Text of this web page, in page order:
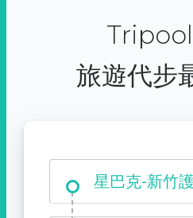
旅遊代步
大霸尖山登山